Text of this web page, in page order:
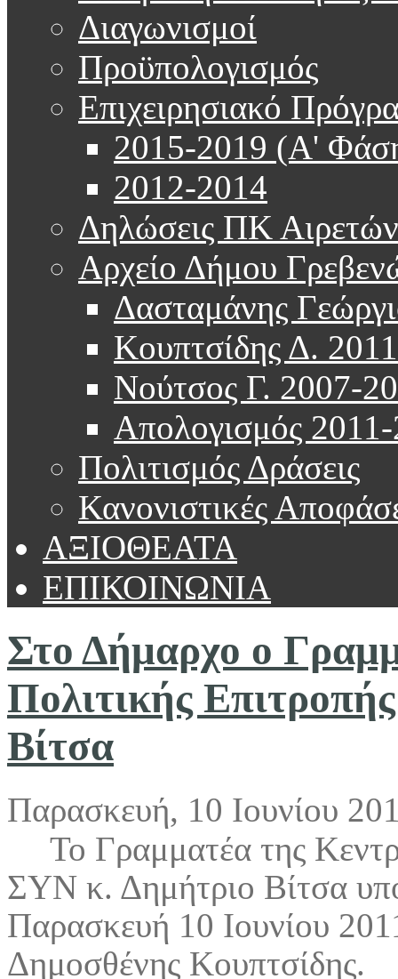
Διαγωνισμοί
Προϋπολογισμός
Επιχειρησιακό
2015-2019 (Α'
2012-2014
Δηλώσεις ΠΚ Αιρετών
Αρχείο Δήμου
Δασταμάνης
Κουπτσίδης Δ.
Νούτσος Γ. 2007-
Απολογισμός
Πολιτισμός Δράσεις
Κανονιστικές
ΑΞΙΟΘΕΑΤΑ
ΕΠΙΚΟΙΝΩΝΙΑ
Στο Δήμαρχο ο
Πολιτικής
Βίτσα
Παρασκευή, 10 Ιουνίου
Το Γραμματέα της
ΣΥΝ κ. Δημήτριο Βίτσα
Παρασκευή 10 Ιουνίου
Δημοσθένης Κουπτσίδης.